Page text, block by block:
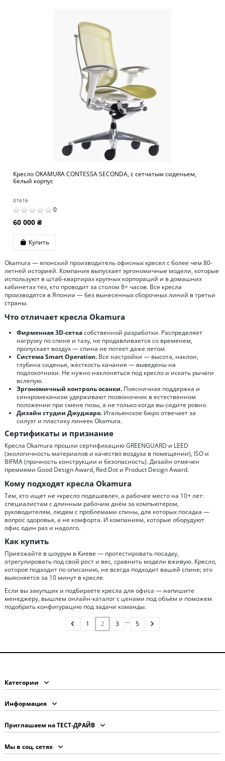
Кресло OKAMURA CONTESSA SECONDA, с сетчатым сиденьем,
белый корпус
01616
0
60 000 ₴
Купить
Okamura — японский производитель офисных кресел с более чем 80-
летней историей. Компания выпускает эргономичные модели, которые
используют в штаб-квартирах крупных корпораций и в домашних
кабинетах тех, кто проводит за столом 8+ часов. Все кресла
производятся в Японии — без вынесенных сборочных линий в третьи
страны.
Что отличает кресла Okamura
Фирменная 3D-сеткасобственной разработки. Распределяет
нагрузку по спине и тазу, не продавливается со временем,
пропускает воздух — спина не потеет даже летом.
Система Smart Operation. Все настройки — высота, наклон,
глубина сиденья, жёсткость качания — выведены на
подлокотники. Не нужно наклоняться под кресло и искать рычаги
вслепую.
Эргономичный контроль осанки. Поясничная поддержка и
синхромеханизм удерживают позвоночник в естественном
положении при смене позы, а не только когда вы сидите ровно.
Дизайн студии Джуджаро. Итальянское бюро отвечает за
силуэт и пластику линеек Okamura.
Сертификаты и признание
Кресла Okamura прошли сертификацию GREENGUARD и LEED
(экологичность материалов и качество воздуха в помещении), ISO и
BIFMA (прочность конструкции и безопасность). Дизайн отмечен
премиями Good Design Award, Red Dot и Product Design Award.
Кому подходят кресла Okamura
Тем, кто ищет не «кресло подешевле», а рабочее место на 10+ лет:
специалистам с длинным рабочим днём за компьютером,
руководителям, людям с проблемами спины, для которых посадка —
вопрос здоровья, а не комфорта. И компаниям, которые оборудуют
офис один раз и надолго.
Как купить
Приезжайте в шоурум в Киеве — протестировать посадку,
отрегулировать под свой рост и вес, сравнить модели вживую. Кресло,
которое подходит по описанию, не всегда подходит вашей спине; это
выясняется за 10 минут в кресле.
Если вы закупщик и подбираете кресла для офиса — напишите
менеджеру, вышлем онлайн-каталог с ценами под объём и поможем
подобрать конфигурацию под задачи команды.
1
2 3 … 5
Категории
Информация
Приглашаем на ТЕСТ-ДРАЙВ
Мы в соц. сетях